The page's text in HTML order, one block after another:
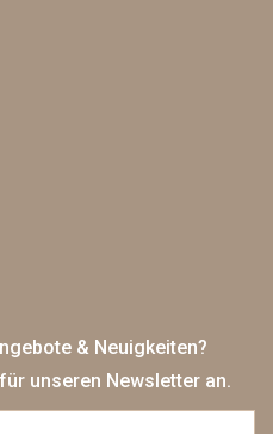
& Neuigkeiten?
unseren Newsletter an.